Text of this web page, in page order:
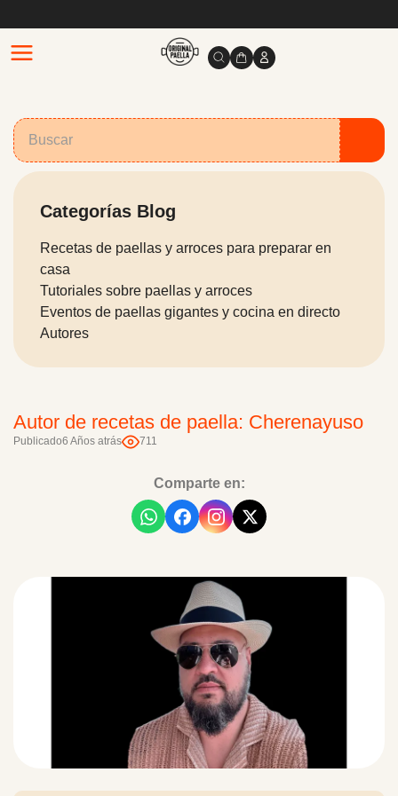
Autor de recetas de paella: Cherenayuso
Publicado6 Años atrás 711
Comparte en:
Categorías Blog
Recetas de paellas y arroces para preparar en
casa
Tutoriales sobre paellas y arroces
Eventos de paellas gigantes y cocina en directo
Autores